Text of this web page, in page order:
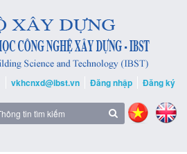
vkhcnxd@ibst.vn Đăng nhập Đăng ký